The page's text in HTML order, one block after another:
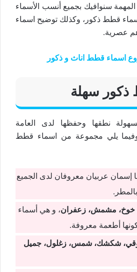
سنوافيك بجميع أنسب الأسماء
اسماء قطط ذكور، وكذلك توضيح اسماء
عصرية.
اسماء قطط اناث و ذكور
ذكور سهلة
نطقها وحفظها لدى العامة
يلي مجموعة من اسماء قطط
إسمان عربيان معروفان لدى الجميع
خوخ، مشمش، زعفران، و هي أسماء
أطعمة معروفة.
شكشك، شمس، زغلول، جميل